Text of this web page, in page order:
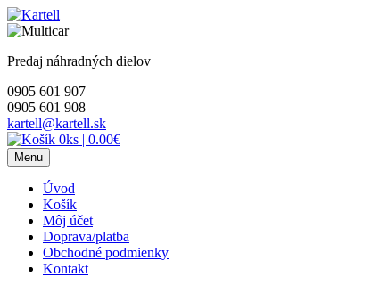
Skip
to
Predaj náhradných dielov
0905 601 907
0905 601 908
kartell@kartell.sk
0ks | 0.00€
Menu
Úvod
Košík
Môj účet
Doprava/platba
Obchodné podmienky
Kontakt